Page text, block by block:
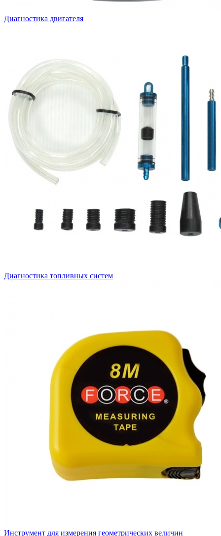
Диагностика двигателя
Диагностика топливных систем
Инструмент для измерения геометрических величин